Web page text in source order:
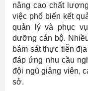
nâng cao chất
việc phổ biến kết
quản lý và phục
dưỡng cán bộ.
bám sát thực tiễn
đáp ứng nhu cầu
đội ngũ giảng viên,
sở.